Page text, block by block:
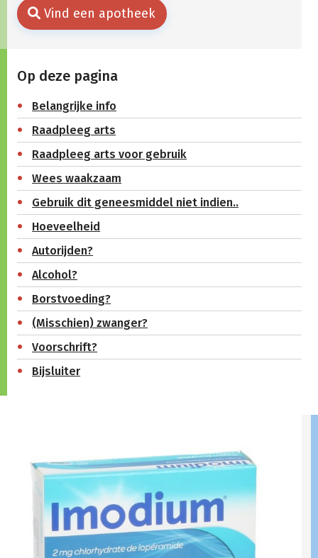
Vind een apotheek
Op deze pagina
Belangrijke info
Raadpleeg arts
Raadpleeg arts voor gebruik
Wees waakzaam
Gebruik dit geneesmiddel niet indien..
Hoeveelheid
Autorijden?
Alcohol?
Borstvoeding?
(Misschien) zwanger?
Voorschrift?
Bijsluiter